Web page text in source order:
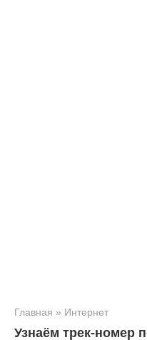
Главная » Интернет
Узнаём трек-номер